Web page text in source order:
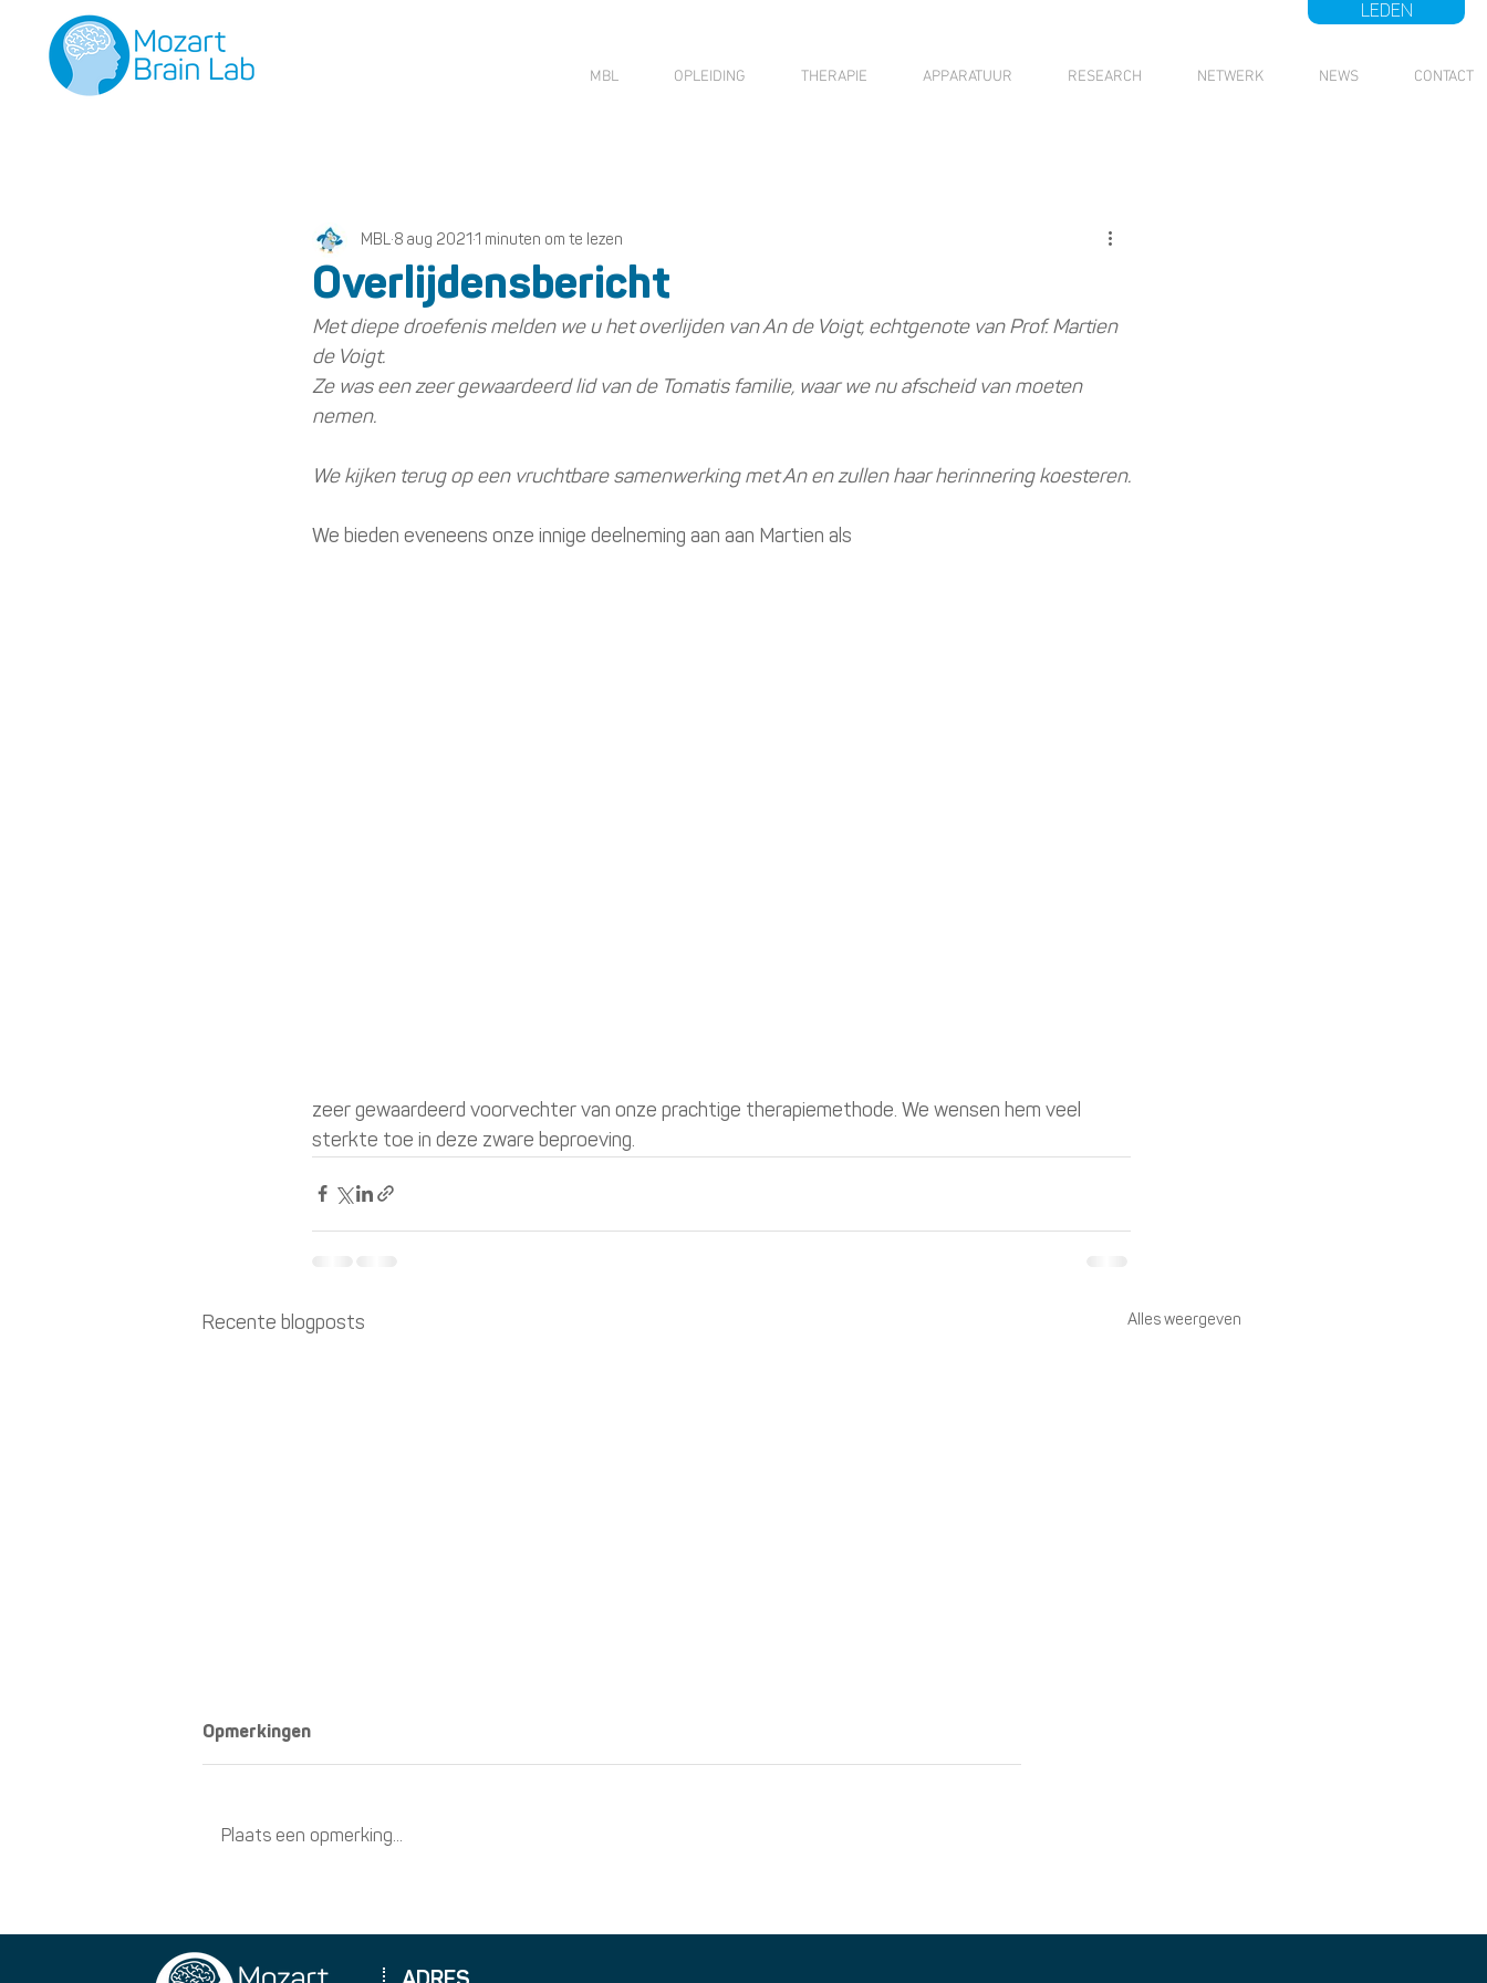
LEDEN
MBL OPLEIDING THERAPIE APPARATUUR RESEARCH NETWERK NEWS CONTACT
Overlijdensbericht
MBL 8 aug 2021 1 minuten om te lezen
Met diepe droefenis melden we u het overlijden van An de Voigt, echtgenote van Prof. Martien
de Voigt.
Ze was een zeer gewaardeerd lid van de Tomatis familie, waar we nu afscheid van moeten
nemen.
We kijken terug op een vruchtbare samenwerking met An en zullen haar herinnering koesteren.
We bieden eveneens onze innige deelneming aan aan Martien als
zeer gewaardeerd voorvechter van onze prachtige therapiemethode. We wensen hem veel
sterkte toe in deze zware beproeving.
Recente blogposts Alles weergeven
Opmerkingen
Plaats een opmerking...